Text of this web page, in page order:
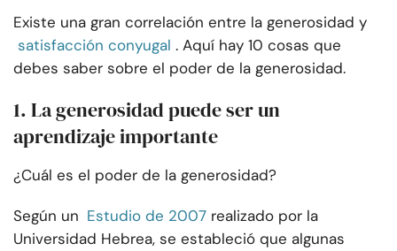
Existe una gran correlación entre la generosidad y
satisfacción conyugal . Aquí hay 10 cosas que
debes saber sobre el poder de la generosidad.
1. La generosidad puede ser un
aprendizaje importante
¿Cuál es el poder de la generosidad?
Según un Estudio de 2007 realizado por la
Universidad Hebrea, se estableció que algunas